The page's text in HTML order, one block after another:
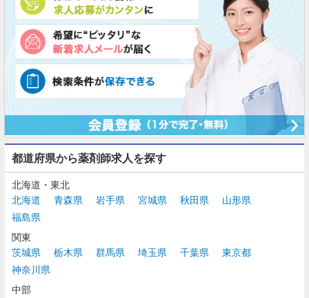
都道府県から薬剤師求人を探す
北海道・東北
北海道
青森県 岩手県 宮城県 秋田県
山形県
福島県
関東
茨城県
栃木県 群馬県 埼玉県 千葉県
東京都
神奈川県
中部